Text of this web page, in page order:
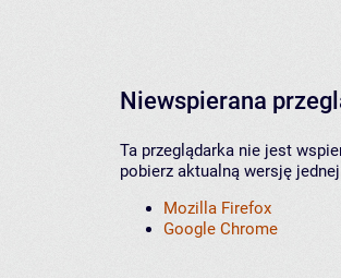
Niewspierana
Ta przeglądarka nie jest
pobierz aktualną wersję
Mozilla Firefox
Google Chrome